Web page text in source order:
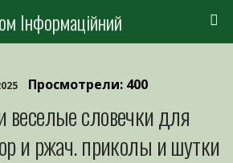
Інформаційний
Просмотрели: 400
словечки для
и ржач. приколы и шутки